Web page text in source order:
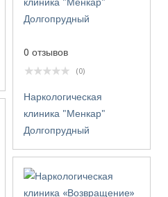
0 отзывов
(0)
Наркологическая
клиника "Менкар"
Долгопрудный